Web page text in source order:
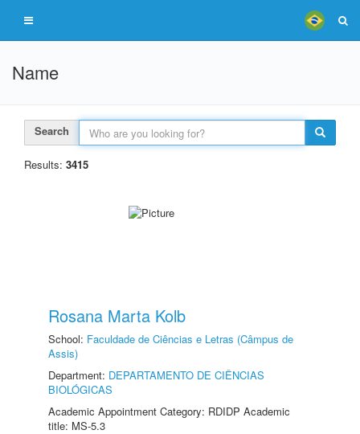
Name
Search
Results: 3415
Rosana Marta Kolb
School: Faculdade de Ciências e Letras (Câmpus de
Assis)
Department: DEPARTAMENTO DE CIÊNCIAS
BIOLÓGICAS
Academic Appointment Category: RDIDP Academic
title: MS-5.3